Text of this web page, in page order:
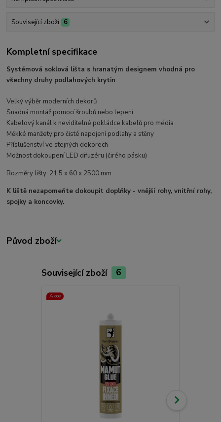
Související zboží 6
Kompletní specifikace
Systémová soklová lišta s hranatým designem vhodná pro
všechny druhy podlahových krytin
Velký výběr moderních dekorů
Snadná montáž pomocí šroubů nebo lepení
Kabelový kanál k neviditelné pokládce kabelů pro média
Měkké manžety pro čisté napojení podlahy a stěny
Příslušenství ve stejných dekorech
Možnost dokoupení LED difuzéru (čirého pásku)
Rozměry lišty: 21,5 x 60 x 2500 mm.
K liště nezapomeňte dokoupit doplňky - vnější rohy, vnitřní rohy,
spojky a koncovky.
Původ zboží
Související zboží 6
Akce